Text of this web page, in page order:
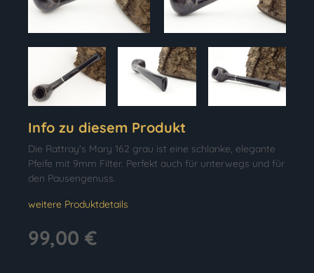
Info zu diesem Produkt
Die Rattray's Mary 162 grau ist eine schlanke, elegante
Pfeife mit 9mm Filter. Perfekt auch für unterwegs und für
den Pausengenuss.
weitere Produktdetails
99,00 €